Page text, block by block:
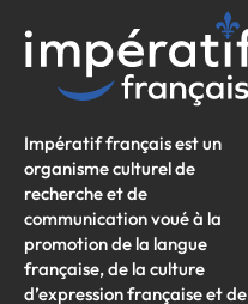
Impératif français est un
organisme culturel de
recherche et de
communication voué à la
promotion de la langue
française, de la culture
d’expression française et de